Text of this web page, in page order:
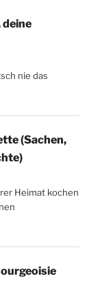
deine
nie das
(Sachen,
Heimat kochen